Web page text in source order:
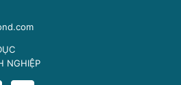
NGHIỆP